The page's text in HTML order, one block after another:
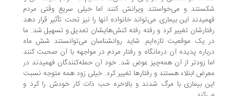
و می‌خواستند ویرانش کنند اما خیلی سریع وقتی مردم
این بیماری می‌تواند خانواده آنها را نیز تحت تأثیر قرار دهد
تغییر کرد و رفته رفته کنش‌هایشان تعدیل و تسهیل شد. ما
یک موقعیت تازه‌ایم. شاید روانشناسان می‌توانستند شش ماه
پدیده آن درمانگاه و رفتار مردم در مواجهه با آن صحبت کنند
زودتر از آن همه‌چیز عوض شد. خود آن حمله‌کنندگان فهمیدند در
ابتلاء هستند و رفتارها تغییر کرد. خیلی زود همه متوجه نسبت
بیماری با مرگ شدند و بالاخره حب ذات کار خودش را کرد و